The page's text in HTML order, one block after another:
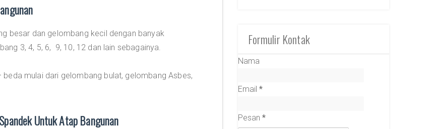
besar dan gelombang kecil dengan banyak
3, 4, 5, 6, 9, 10, 12 dan lain sebagainya.
mulai dari gelombang bulat, gelombang Asbes,
Untuk Atap Bangunan
Formulir Kontak
Nama
Email*
Pesan*